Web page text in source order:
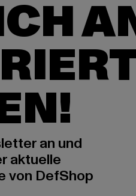
an und
aktuelle
von DefShop